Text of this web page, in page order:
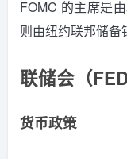
FOMC 的主席是
则由纽约联邦储备
联储会（
货币政策